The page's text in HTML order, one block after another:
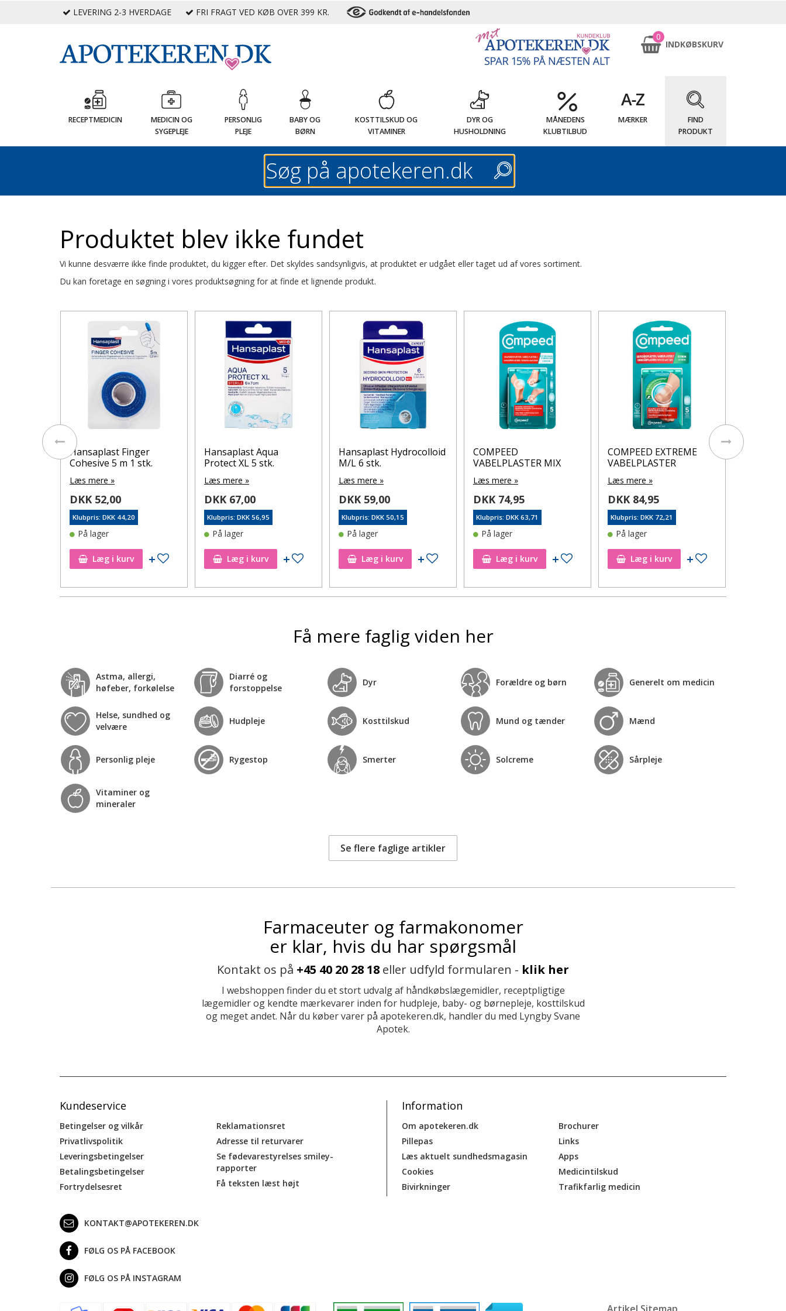
LEVERING 2-3 HVERDAGE FRI FRAGT VED KØB OVER 399 KR.
0
INDKØBSKURV
RECEPTMEDICIN
MEDICIN OG
SYGEPLEJE
PERSONLIG
PLEJE
BABY OG
BØRN
KOSTTILSKUD OG
VITAMINER
DYR OG
HUSHOLDNING
MÅNEDENS
KLUBTILBUD
MÆRKER
FIND
PRODUKT
Søg
Produktet blev ikke fundet
Vi kunne desværre ikke finde produktet, du kigger efter. Det skyldes sandsynligvis, at produktet er udgået eller taget ud af vores sortiment.
Du kan foretage en søgning i vores produktsøgning for at finde et lignende produkt.
Tilføj til ønskeseddel
Hansaplast Finger
Cohesive 5 m 1 stk.
Læs mere »
DKK 52,00
Klubpris: DKK 44,20
På lager
Læg i kurv Tilføj til ønskeseddel
Hansaplast Aqua
Protect XL 5 stk.
Læs mere »
DKK 67,00
Klubpris: DKK 56,95
På lager
Læg i kurv Tilføj til ønskeseddel
Hansaplast Hydrocolloid
M/L 6 stk.
Læs mere »
DKK 59,00
Klubpris: DKK 50,15
På lager
Læg i kurv Tilføj til ønskeseddel
COMPEED
VABELPLASTER MIX
Læs mere »
DKK 74,95
Klubpris: DKK 63,71
På lager
Læg i kurv Tilføj til ønskeseddel
COMPEED EXTREME
VABELPLASTER
Læs mere »
DKK 84,95
Klubpris: DKK 72,21
På lager
Læg i kurv Tilføj til ønskeseddel
Få mere faglig viden her
Astma, allergi,
høfeber, forkølelse
Diarré og
forstoppelse
Dyr Forældre og børn Generelt om medicin
Helse, sundhed og
velvære
Hudpleje Kosttilskud Mund og tænder Mænd
Personlig pleje Rygestop Smerter Solcreme Sårpleje
Vitaminer og
mineraler
Se flere faglige artikler
Farmaceuter og farmakonomer
er klar, hvis du har spørgsmål
Kontakt os på +45 40 20 28 18 eller udfyld formularen - klik her
I webshoppen finder du et stort udvalg af håndkøbslægemidler, receptpligtige
lægemidler og kendte mærkevarer inden for hudpleje, baby- og børnepleje, kosttilskud
og meget andet. Når du køber varer på apotekeren.dk, handler du med Lyngby Svane
Apotek.
Kundeservice
Betingelser og vilkår
Privatlivspolitik
Leveringsbetingelser
Betalingsbetingelser
Fortrydelsesret
Reklamationsret
Adresse til returvarer
Se fødevarestyrelses smiley-
rapporter
Få teksten læst højt
Information
Om apotekeren.dk
Pillepas
Læs aktuelt sundhedsmagasin
Cookies
Bivirkninger
Brochurer
Links
Apps
Medicintilskud
Trafikfarlig medicin
KONTAKT@APOTEKEREN.DK
FØLG OS PÅ FACEBOOK
FØLG OS PÅ INSTAGRAM